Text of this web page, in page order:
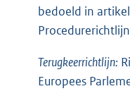
bedoeld in
Terugkeerrichtlijn:
Europees